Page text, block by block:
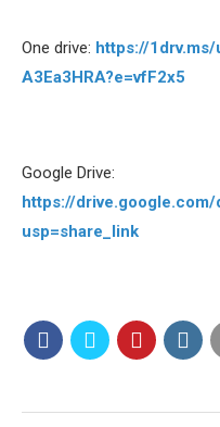
One drive: https://
A3Ea3HRA?e=vfF2x5
Google Drive:
https://drive.google.com/
usp=share_link